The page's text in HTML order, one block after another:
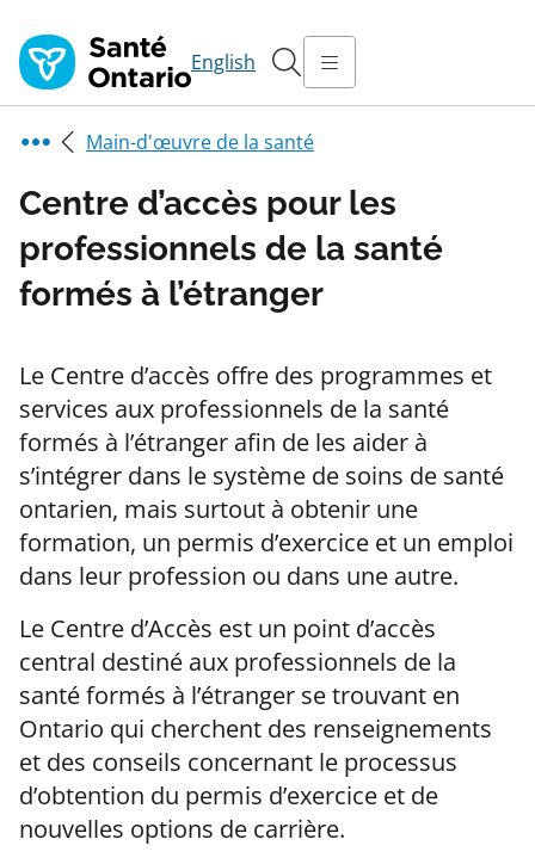
English
Main-d'œuvre de la santé
Centre d’accès pour les
professionnels de la santé
formés à l’étranger
Le Centre d’accès offre des programmes et
services aux professionnels de la santé
formés à l’étranger afin de les aider à
s’intégrer dans le système de soins de santé
ontarien, mais surtout à obtenir une
formation, un permis d’exercice et un emploi
dans leur profession ou dans une autre.
Le Centre d’Accès est un point d’accès
central destiné aux professionnels de la
santé formés à l’étranger se trouvant en
Ontario qui cherchent des renseignements
et des conseils concernant le processus
d’obtention du permis d’exercice et de
nouvelles options de carrière.